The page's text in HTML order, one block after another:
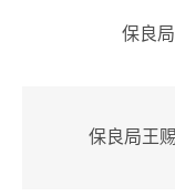
保良
保良局王